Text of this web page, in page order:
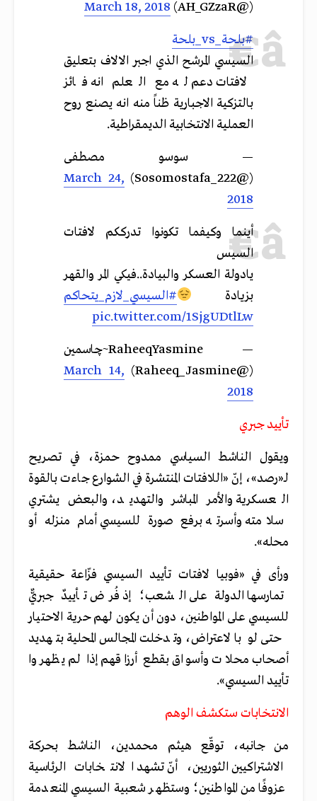
(@AH_GZzaR)
March 18, 2018
#بلحة_vs_بلحة
السيسي المرشح الذي اجبر الالاف بتعليق
لافتات دعم له مع العلم انه فائز
بالتزكية الاجبارية ظناً منه انه يصنع روح
العملية الانتخابية الديمقراطية.
— سوسو مصطفى
(@Sosomostafa_222)
March 24,
2018
أينما وكيفما تكونوا تدرككم لافتات
السيس
يادولة العسكر والبيادة..فيكي المر والقهر
بزيادة
#السيسي_لازم_يتحاكم
pic.twitter.com/1SjgUDtlLw
— RaheeqYasmine~چاسمين
(@Raheeq_Jasmine)
March 14,
2018
تأييد جبري
ويقول الناشط السياسي ممدوح حمزة، في تصريح
لـ«رصد»، إنّ «اللافتات المنتشرة في الشوارع جاءت بالقوة
العسكرية والأمر المباشر والتهديد، والبعض يشتري
سلامته وأسرته برفع صورة للسيسي أمام منزله أو
محله».
ورأى في «فوبيا لافتات تأييد السيسي فزّاعة حقيقية
تمارسها الدولة على الشعب؛ إذ فُرض تأييدٌ جبريٌّ
للسيسي على المواطنين، دون أن يكون لهم حرية الاحتيار
حتى لو بالاعتراض، وتدخلت المجالس المحلية بتهديد
أصحاب محلات وأسواق بقطع أرزاقهم إذا لم يظهروا
تأييد السيسي».
الانتخابات ستكشف الوهم
من جانبه، توقّع هيثم محمدين، الناشط بحركة
الاشتراكيين الثوريين، أنّ تشهد الانتخابات الرئاسية
عزوفًا من المواطنين؛ وستظهر شعبية السيسي المنعدمة